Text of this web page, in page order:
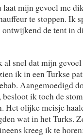
mijn gevoel me
te stoppen. Ik
de tent in
snel dat mijn
ik in een Turkse
Aangemoedigd
ik toch de
Het olijke meisje
wat in het Turks.
kreeg ik te